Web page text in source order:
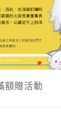
額贈活動